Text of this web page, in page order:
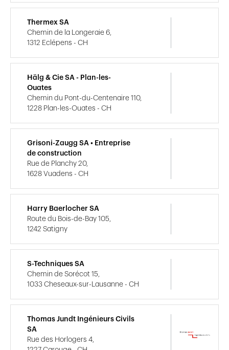
Thermex SA
Chemin de la Longeraie 6,
1312 Eclépens - CH
Hälg & Cie SA - Plan-les-
Ouates
Chemin du Pont-du-Centenaire 110,
1228 Plan-les-Ouates - CH
Grisoni-Zaugg SA • Entreprise
de construction
Rue de Planchy 20,
1628 Vuadens - CH
Harry Baerlocher SA
Route du Bois-de-Bay 105,
1242 Satigny
S-Techniques SA
Chemin de Sorécot 15,
1033 Cheseaux-sur-Lausanne - CH
Thomas Jundt Ingénieurs Civils
SA
Rue des Horlogers 4,